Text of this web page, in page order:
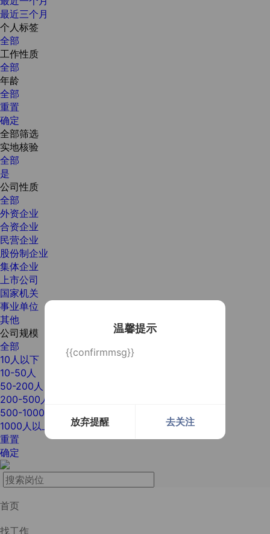
温馨提示
{{confirmmsg}}
放弃提醒 去关注
最近三个月
个人标签
全部
工作性质
全部
年龄
全部
重置
确定
全部筛选
实地核验
全部
是
公司性质
全部
外资企业
合资企业
民营企业
股份制企业
集体企业
上市公司
国家机关
事业单位
其他
公司规模
全部
10人以下
10-50人
50-200人
200-500人
500-1000人
1000人以上
重置
确定
首页
找工作